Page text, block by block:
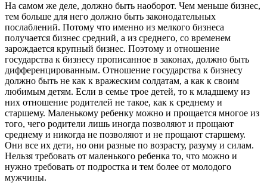
На самом же деле, должно быть наоборот. Чем меньше бизнес,
тем больше для него должно быть законодательных
послаблений. Потому что именно из мелкого бизнеса
получается бизнес средний, а из среднего, со временем
зарождается крупный бизнес. Поэтому и отношение
государства к бизнесу прописанное в законах, должно быть
дифференцированным. Отношение государства к бизнесу
должно быть не как к вражеским солдатам, а как к своим
любимым детям. Если в семье трое детей, то к младшему из
них отношение родителей не такое, как к среднему и
старшему. Маленькому ребенку можно и прощается многое из
того, чего родители лишь иногда позволяют и прощают
среднему и никогда не позволяют и не прощают старшему.
Они все их дети, но они разные по возрасту, разуму и силам.
Нельзя требовать от маленького ребенка то, что можно и
нужно требовать от подростка и тем более от молодого
мужчины.